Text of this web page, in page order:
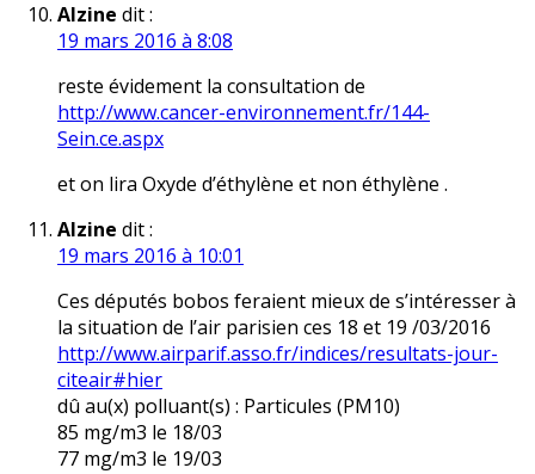
Alzine dit :
19 mars 2016 à 8:08
reste évidement la consultation de
http://www.cancer-environnement.fr/144-
Sein.ce.aspx
et on lira Oxyde d’éthylène et non éthylène .
Alzine dit :
19 mars 2016 à 10:01
Ces députés bobos feraient mieux de s’intéresser à
la situation de l’air parisien ces 18 et 19 /03/2016
http://www.airparif.asso.fr/indices/resultats-jour-
citeair#hier
dû au(x) polluant(s) : Particules (PM10)
85 mg/m3 le 18/03
77 mg/m3 le 19/03